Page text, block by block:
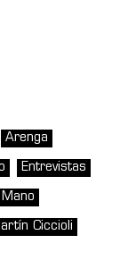
Arenga
Entrevistas
Ciccioli